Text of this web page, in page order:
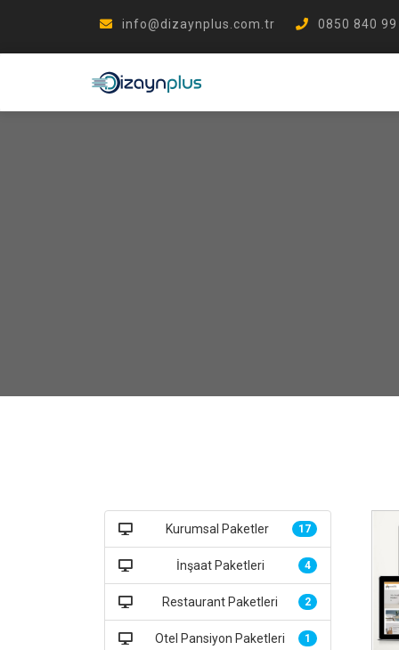
info@dizaynplus.com.tr 0850 840
Kurumsal Paketler 17
İnşaat Paketleri 4
Restaurant Paketleri 2
Otel Pansiyon Paketleri 1